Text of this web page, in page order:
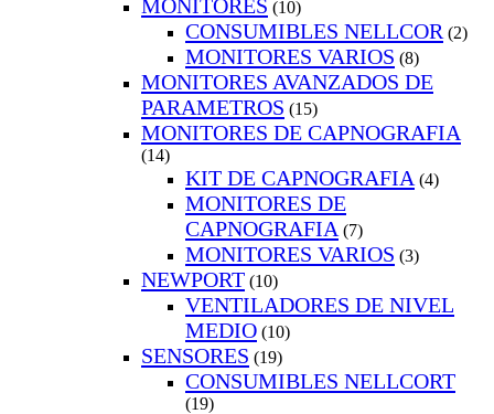
MONITORES (10)
CONSUMIBLES NELLCOR (2)
MONITORES VARIOS (8)
MONITORES AVANZADOS DE
PARAMETROS (15)
MONITORES DE CAPNOGRAFIA
(14)
KIT DE CAPNOGRAFIA (4)
MONITORES DE
CAPNOGRAFIA (7)
MONITORES VARIOS (3)
NEWPORT (10)
VENTILADORES DE NIVEL
MEDIO (10)
SENSORES (19)
CONSUMIBLES NELLCORT
(19)